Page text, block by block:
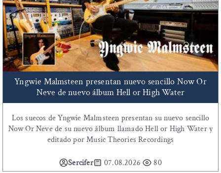
Yngwie Malmsteen presentan nuevo sencillo Now Or
Neve de nuevo álbum Hell or High Water
Los suecos de Yngwie Malmsteen presentan su nuevo sencillo
Now Or Neve de su nuevo álbum llamado Hell or High Water y
editado por Music Theories Recordings
Sercifer 07.08.2026 80